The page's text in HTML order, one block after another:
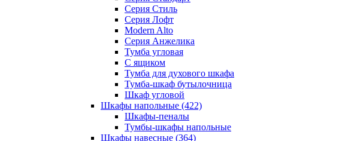
Серия Стиль
Серия Лофт
Modern Alto
Серия Анжелика
Тумба угловая
С ящиком
Тумба для духового шкафа
Тумба-шкаф бутылочница
Шкаф угловой
Шкафы напольные (422)
Шкафы-пеналы
Тумбы-шкафы напольные
Шкафы навесные (364)